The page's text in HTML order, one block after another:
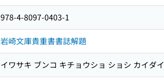
978-4-8097-0403-1
岩崎文庫貴重書書誌解題
イワサキ ブンコ キチョウショ ショシ カイダイ